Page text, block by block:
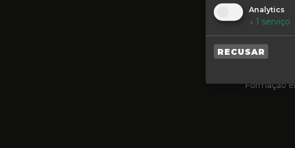
Podcasts
Formação
Analytics
↓ 1 serviço
RECUSAR